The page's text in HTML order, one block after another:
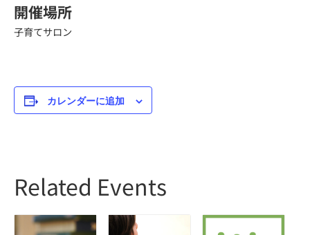
開催場所
子育てサロン
カレンダーに追加
Related Events